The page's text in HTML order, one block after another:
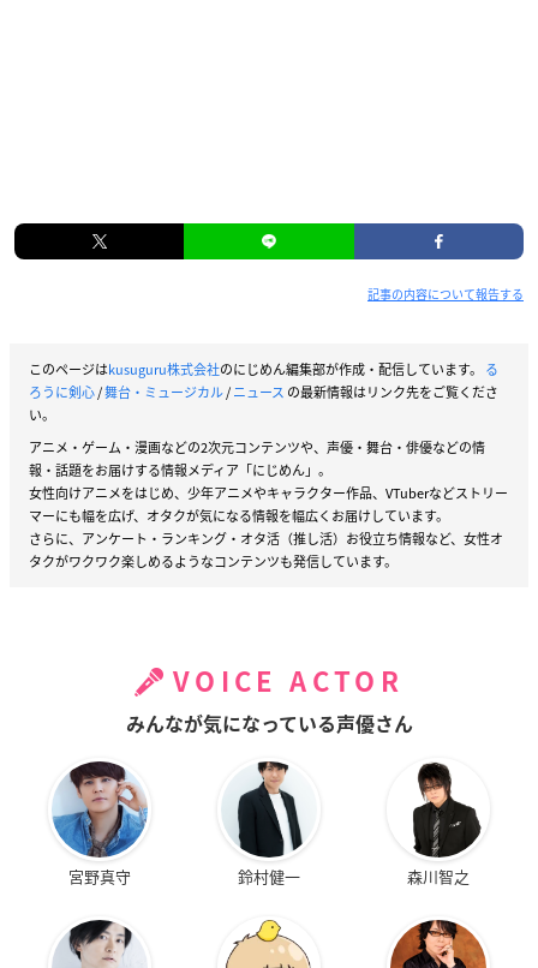
記事の内容について報告する
このページはkusuguru株式会社のにじめん編集部が作成・配信しています。 る
ろうに剣心/舞台・ミュージカル/ニュース の最新情報はリンク先をご覧くださ
い。
アニメ・ゲーム・漫画などの2次元コンテンツや、声優・舞台・俳優などの情
報・話題をお届けする情報メディア「にじめん」。
女性向けアニメをはじめ、少年アニメやキャラクター作品、VTuberなどストリー
マーにも幅を広げ、オタクが気になる情報を幅広くお届けしています。
さらに、アンケート・ランキング・オタ活（推し活）お役立ち情報など、女性オ
タクがワクワク楽しめるようなコンテンツも発信しています。
VOICE ACTOR
みんなが気になっている声優さん
宮野真守 鈴村健一 森川智之